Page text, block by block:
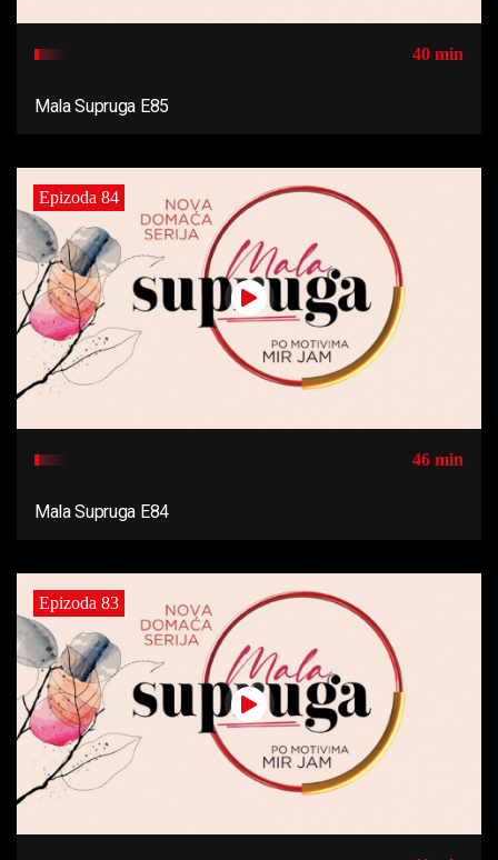
40 min
Mala Supruga E85
Epizoda 84
46 min
Mala Supruga E84
Epizoda 83